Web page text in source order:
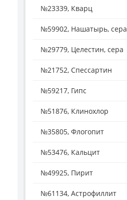
№23339, Кварц
№59902, Нашатырь, сера
№29779, Целестин, сера
№21752, Спессартин
№59217, Гипс
№51876, Клинохлор
№35805, Флогопит
№53476, Кальцит
№49925, Пирит
№61134, Астрофиллит